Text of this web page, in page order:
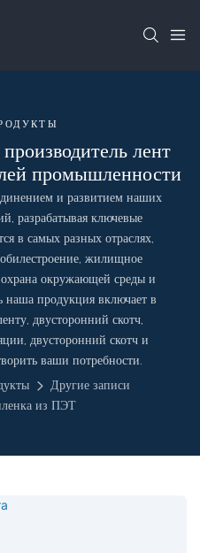
лент
промышленности
и развитием наших
разрабатывая ключевые
в самых разных отраслях,
жилищное
охрана окружающей среды и
продукция включает в
двусторонний скотч,
двусторонний скотч и
ваши потребности.
Другие записи
из ПЭТ